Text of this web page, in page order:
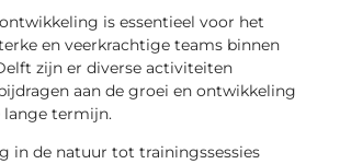
is essentieel voor het
en veerkrachtige teams binnen
zijn er diverse activiteiten
aan de groei en ontwikkeling
lange termijn.
in de natuur tot trainingssessies